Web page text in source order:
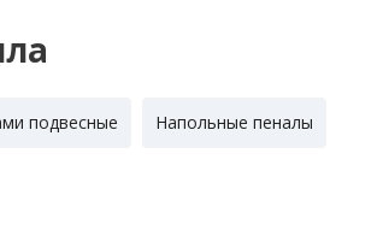
подвесные Напольные пеналы